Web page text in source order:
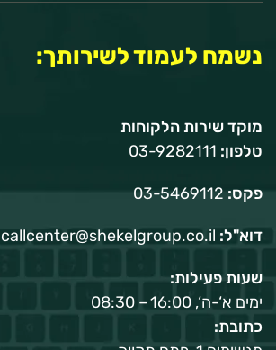
נשמח לעמוד לשירותך:
מוקד שירות הלקוחות
טלפון:
פקס:
דוא"ל: callcenter@shekelgroup.co.il
שעות פעילות:
ימים א‘-ה‘, 16:00 – 08:30
כתובת: